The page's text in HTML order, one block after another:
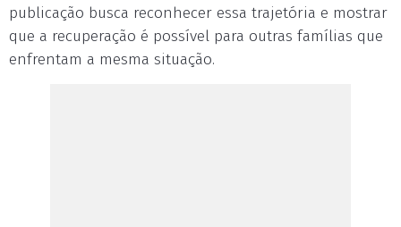
publicação busca reconhecer essa trajetória e mostrar
que a recuperação é possível para outras famílias que
enfrentam a mesma situação.